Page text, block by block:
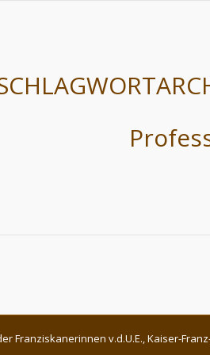
Franziskanerinnen v.d.U.E., Kaiser-